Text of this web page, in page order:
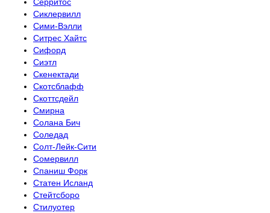
Сиклервилл
Сими-Вэлли
Ситрес Хайтс
Сифорд
Сиэтл
Скенектади
Скотсблафф
Скоттсдейл
Смирна
Солана Бич
Соледад
Солт-Лейк-Сити
Сомервилл
Спаниш Форк
Статен Исланд
Стейтсборо
Стилуотер